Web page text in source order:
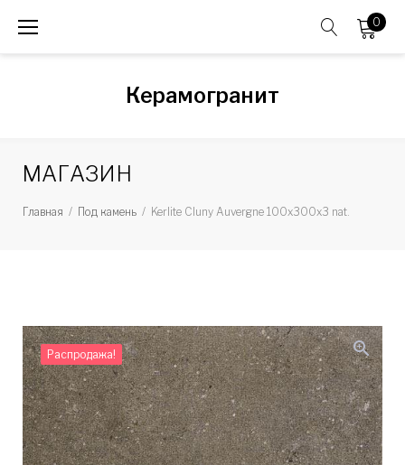
0
Керамогранит
МАГАЗИН
Главная / Под камень / Kerlite Cluny Auvergne 100x300x3 nat.
Распродажа! zoom_in